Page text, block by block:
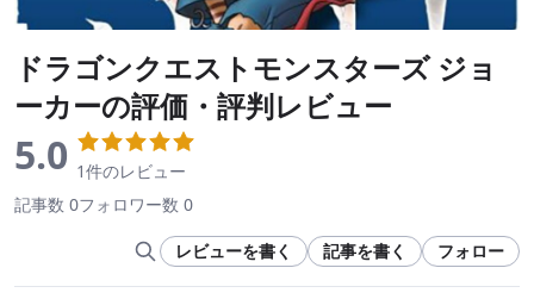
ドラゴンクエストモンスターズ ジョ
ーカーの評価・評判レビュー
5.0 1件のレビュー
記事数 0フォロワー数 0
レビューを書く 記事を書く フォロー